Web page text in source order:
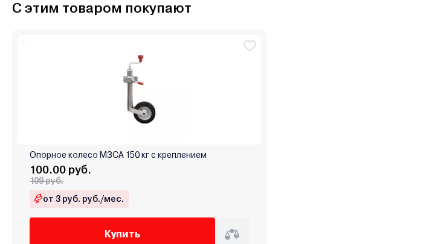
С этим товаром покупают
Опорное колесо МЗСА 150 кг с креплением
100.00 руб.
109 руб.
от 3 руб. руб./мес.
Купить